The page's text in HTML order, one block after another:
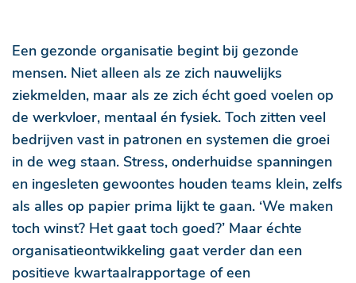
Een gezonde organisatie begint bij gezonde
mensen. Niet alleen als ze zich nauwelijks
ziekmelden, maar als ze zich écht goed voelen op
de werkvloer, mentaal én fysiek. Toch zitten veel
bedrijven vast in patronen en systemen die groei
in de weg staan. Stress, onderhuidse spanningen
en ingesleten gewoontes houden teams klein, zelfs
als alles op papier prima lijkt te gaan. ‘We maken
toch winst? Het gaat toch goed?’ Maar échte
organisatieontwikkeling gaat verder dan een
positieve kwartaalrapportage of een